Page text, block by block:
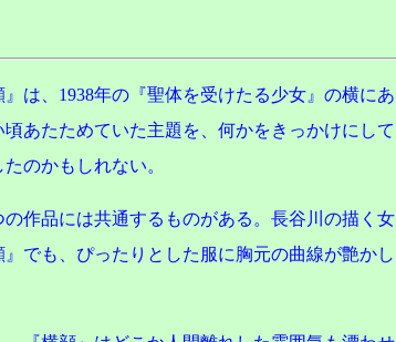
は、1938年の『聖体を受けたる少女』の横にあ
あたためていた主題を、何かをきっかけにして
のかもしれない。
作品には共通するものがある。長谷川の描く女
でも、ぴったりとした服に胸元の曲線が艶かし